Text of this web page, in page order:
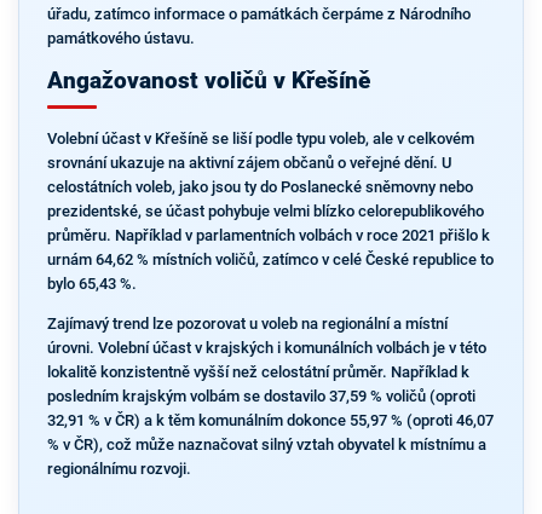
úřadu, zatímco informace o památkách čerpáme z Národního
památkového ústavu.
Angažovanost voličů v Křešíně
Volební účast v Křešíně se liší podle typu voleb, ale v celkovém
srovnání ukazuje na aktivní zájem občanů o veřejné dění. U
celostátních voleb, jako jsou ty do Poslanecké sněmovny nebo
prezidentské, se účast pohybuje velmi blízko celorepublikového
průměru. Například v parlamentních volbách v roce 2021 přišlo k
urnám 64,62 % místních voličů, zatímco v celé České republice to
bylo 65,43 %.
Zajímavý trend lze pozorovat u voleb na regionální a místní
úrovni. Volební účast v krajských i komunálních volbách je v této
lokalitě konzistentně vyšší než celostátní průměr. Například k
posledním krajským volbám se dostavilo 37,59 % voličů (oproti
32,91 % v ČR) a k těm komunálním dokonce 55,97 % (oproti 46,07
% v ČR), což může naznačovat silný vztah obyvatel k místnímu a
regionálnímu rozvoji.